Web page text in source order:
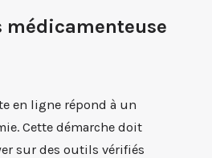
médicamenteuse
en ligne répond à un
Cette démarche doit
sur des outils vérifiés